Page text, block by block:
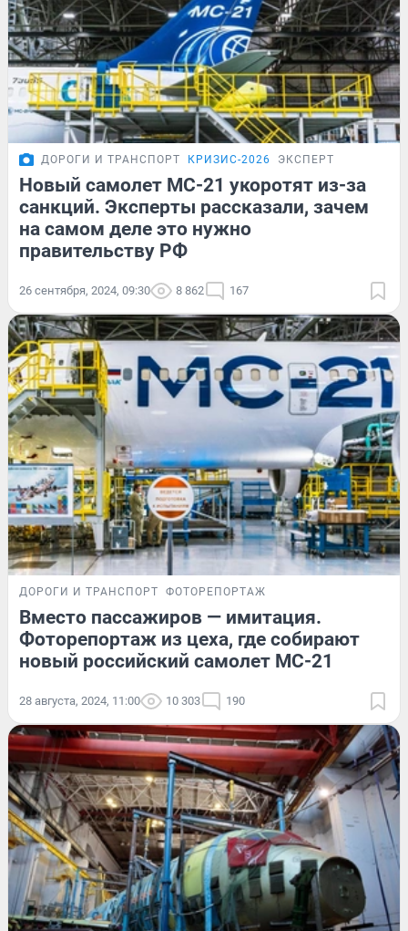
ДОРОГИ И ТРАНСПОРТ КРИЗИС-2026 ЭКСПЕРТ
Новый самолет МС-21 укоротят из-за
санкций. Эксперты рассказали, зачем
на самом деле это нужно
правительству РФ
26 сентября, 2024, 09:30 8 862 167
ДОРОГИ И ТРАНСПОРТ ФОТОРЕПОРТАЖ
Вместо пассажиров — имитация.
Фоторепортаж из цеха, где собирают
новый российский самолет МС-21
28 августа, 2024, 11:00 10 303 190